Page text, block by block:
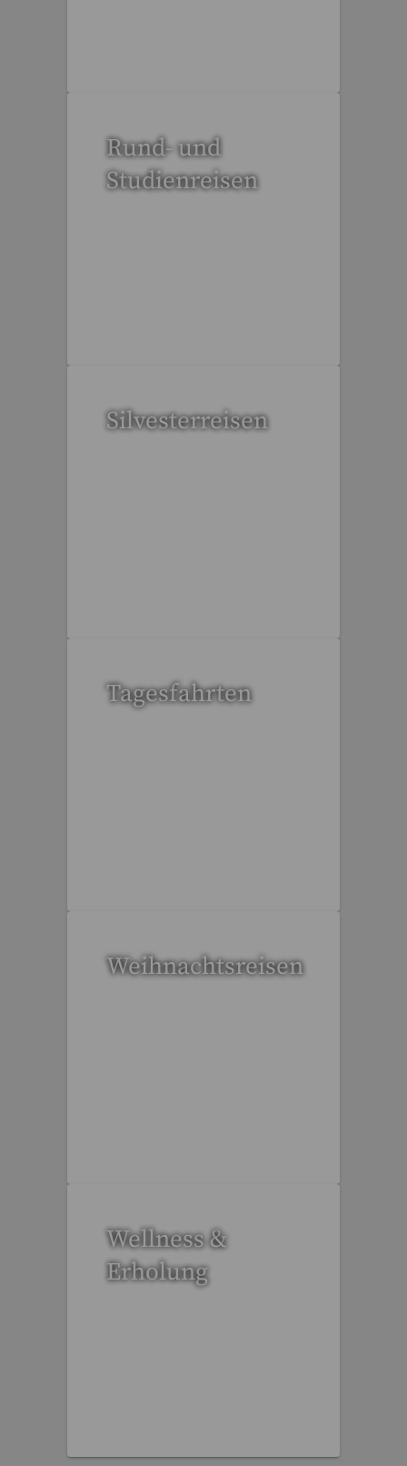
Rund- und
Studienreisen
Silvesterreisen
Tagesfahrten
Weihnachtsreisen
Wellness &
Erholung